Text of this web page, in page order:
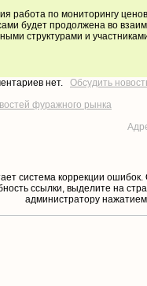
работа по мониторингу
будет продолжена во
структурами и
нет. Обсудить
фуражного рынка
система коррекции ошибок.
ссылки, выделите на
aдминистратору